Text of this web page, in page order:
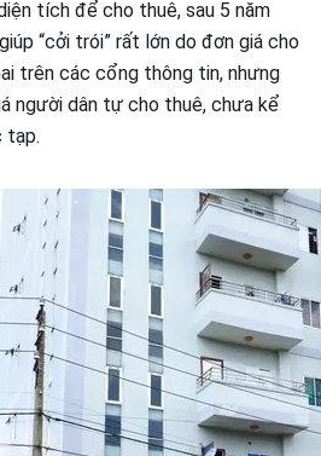
tích để cho thuê, sau 5 năm
“cởi trói” rất lớn do đơn giá cho
trên các cổng thông tin, nhưng
người dân tự cho thuê, chưa kể
tạp.